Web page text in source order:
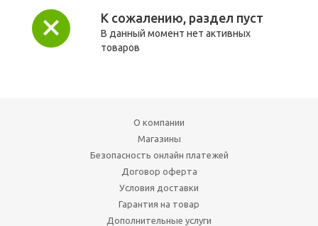
К сожалению, раздел пуст
В данный момент нет активных
товаров
О компании
Магазины
Безопасность онлайн платежей
Договор оферта
Условия доставки
Гарантия на товар
Дополнительные услуги